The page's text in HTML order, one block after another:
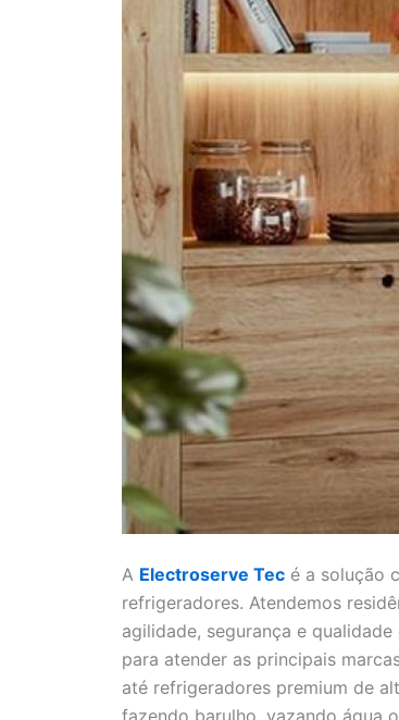
A Electroserve Tec é a solução
refrigeradores. Atendemos
agilidade, segurança e
para atender as principais
até refrigeradores premium de
fazendo barulho, vazando água